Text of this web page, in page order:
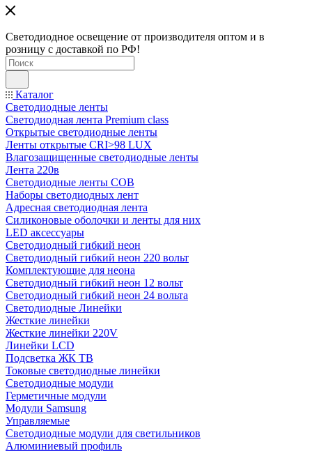
Светодиодное освещение от производителя оптом и в
розницу с доставкой по РФ!
Каталог
Светодиодные ленты
Светодиодная лента Premium class
Открытые светодиодные ленты
Ленты открытые CRI>98 LUX
Влагозащищенные светодиодные ленты
Лента 220в
Светодиодные ленты COB
Наборы светодиодных лент
Адресная светодиодная лента
Силиконовые оболочки и ленты для них
LED аксессуары
Светодиодный гибкий неон
Светодиодный гибкий неон 220 вольт
Комплектующие для неона
Светодиодный гибкий неон 12 вольт
Светодиодный гибкий неон 24 вольта
Светодиодные Линейки
Жесткие линейки
Жесткие линейки 220V
Линейки LCD
Подсветка ЖК ТВ
Токовые светодиодные линейки
Светодиодные модули
Герметичные модули
Модули Samsung
Управляемые
Светодиодные модули для светильников
Алюминиевый профиль